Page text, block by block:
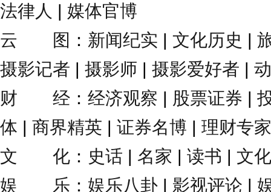
法律人 | 媒体官博
云 图 ： 新闻纪实 | 文化历史 |
摄影记者 | 摄影师 | 摄影爱好者 |
财 经 ： 经济观察 | 股票证券 |
体 | 商界精英 | 证券名博 | 理财专家
文 化 ： 史话 | 名家 | 读书 | 文
娱 乐 ： 娱乐八卦 | 影视评论 |